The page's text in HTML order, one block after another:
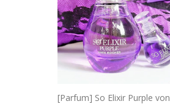
[Parfum] So Elixir Purple von